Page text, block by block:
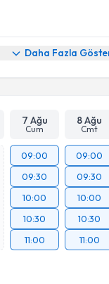
Daha Fazla
7 Ağu
Cum
8 Ağu
Cmt
09:00
09:30
10:00
10:30
11:00
09:00
09:30
10:00
10:30
11:00